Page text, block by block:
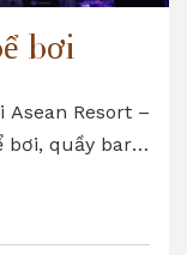
bơi
Resort –
bơi, quầy bar
mở tối đa
hầu hết các
được